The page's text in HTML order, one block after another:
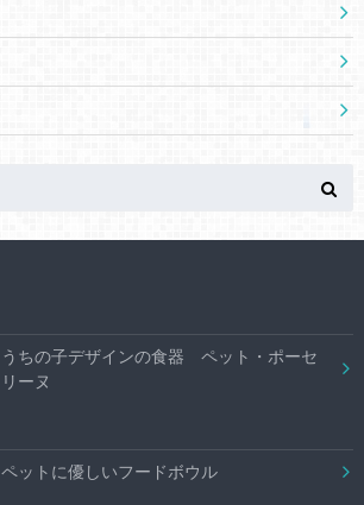
うちの子デザインの食器 ペット・ポーセ
リーヌ
ペットに優しいフードボウル